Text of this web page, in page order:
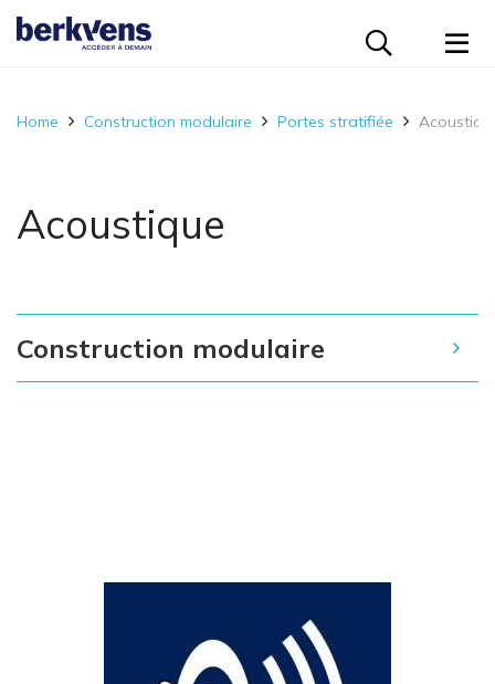
Construction modulaire
Logements individuels
Ecologie
Home Construction modulaire Portes stratifiée
Acoustique
Construction modulaire